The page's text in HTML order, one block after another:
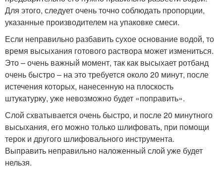
Для этого, следует очень точно соблюдать пропорции,
указанные производителем на упаковке смеси.
Если неправильно разбавить сухое основание водой, то
время высыхания готового раствора может измениться.
Это – очень важный момент, так как высыхает ротбанд
очень быстро – на это требуется около 20 минут, после
истечения которых, нанесенную на плоскость
штукатурку, уже невозможно будет «поправить».
Слой схватывается очень быстро, и после 20 минутного
высыхания, его можно только шлифовать, при помощи
терок и другого шлифовального инструмента.
Выправить неправильно наложенный слой уже будет
нельзя.